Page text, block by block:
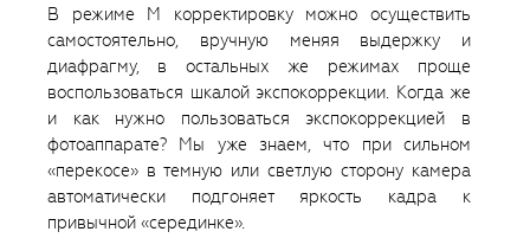
В режиме М корректировку можно осуществить
самостоятельно, вручную меняя выдержку и
диафрагму, в остальных же режимах проще
воспользоваться шкалой экспокоррекции. Когда же
и как нужно пользоваться экспокоррекцией в
фотоаппарате? Мы уже знаем, что при сильном
«перекосе» в темную или светлую сторону камера
автоматически подгоняет яркость кадра к
привычной «серединке».